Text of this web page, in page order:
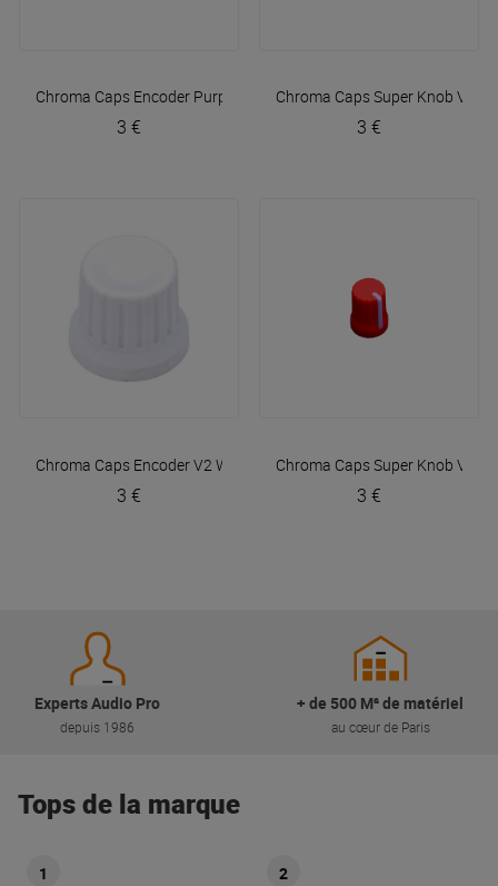
Chroma Caps Encoder Purple DJ TechTools
3 €
Chroma Caps Super Knob V2
3 €
Chroma Caps Encoder V2 White DJ TechTools
3 €
Chroma Caps Super Knob V2
3 €
Experts Audio Pro
depuis 1986
+ de 500 M² de matériel
au cœur de Paris
Tops de la marque
1 2